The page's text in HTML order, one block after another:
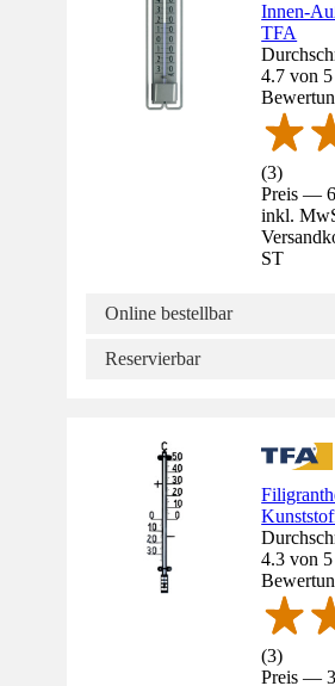
Innen-
TFA
4.7 von
(3)
Preis —
inkl.
ST
Online bestellbar
Reservierbar
4.3 von
(3)
Preis —